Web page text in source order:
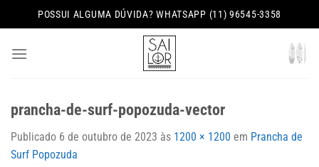
to
POSSUI ALGUMA DÚVIDA? WHATSAPP (11) 96545-3358
prancha-de-surf-popozuda-vector
Publicado 6 de outubro de 2023 às 1200 × 1200 em Prancha de
Surf Popozuda